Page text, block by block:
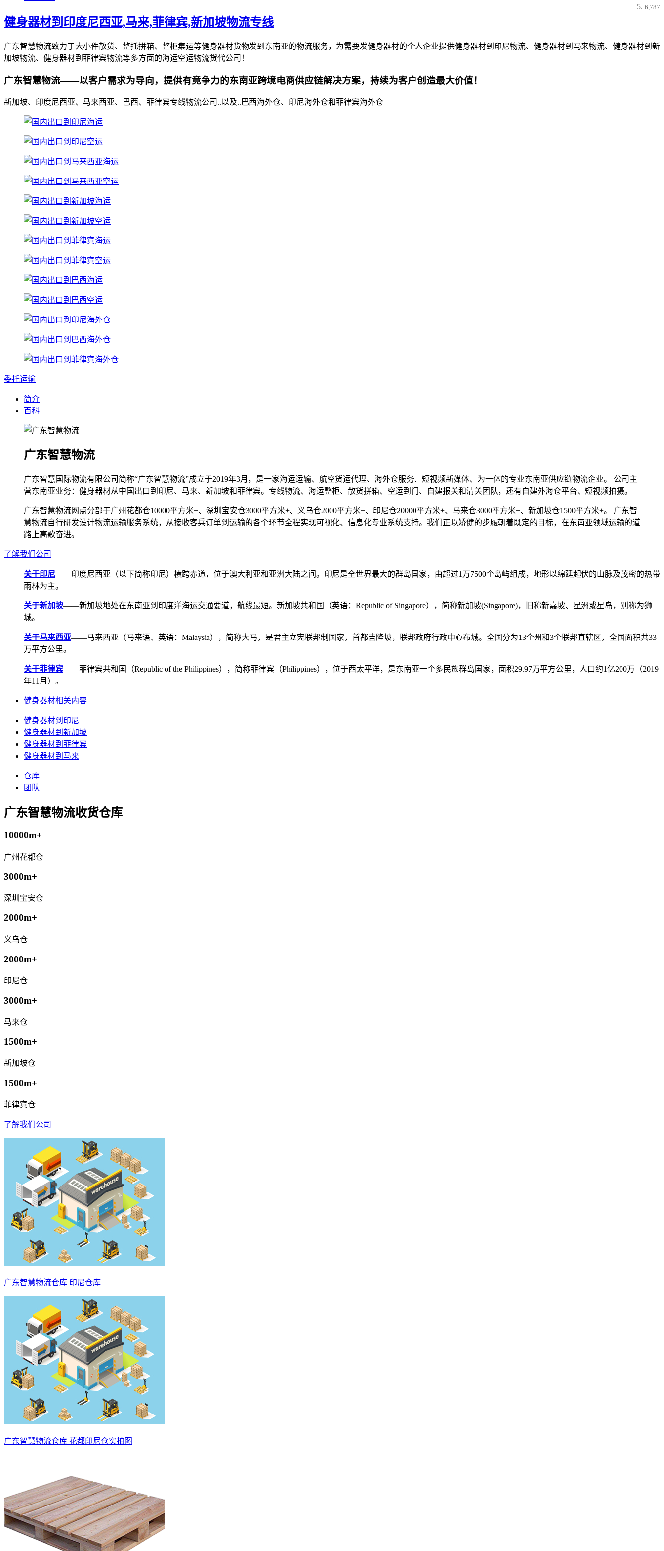
6,787
健身器材到印度尼西亚,马来,菲律宾,新加坡物流专线
广东智慧物流致力于大小件散货、整托拼箱、整柜集运等健身器材货物发到东南亚的物流服务，为需要发健身器材的个人企业提供健身器材到印尼物流、健身器材到马来物流、健身器材到新
加坡物流、健身器材到菲律宾物流等多方面的海运空运物流货代公司！
广东智慧物流——以客户需求为导向，提供有竟争力的东南亚跨境电商供应链解决方案，持续为客户创造最大价值！
新加坡、印度尼西亚、马来西亚、巴西、菲律宾专线物流公司..以及..巴西海外仓、印尼海外仓和菲律宾海外仓
委托运输
简介
百科
广东智慧物流
广东智慧国际物流有限公司简称“广东智慧物流”成立于2019年3月，是一家海运运输、航空货运代理、海外仓服务、短视频新媒体、为一体的专业东南亚供应链物流企业。 公司主
营东南亚业务：健身器材从中国出口到印尼、马来、新加坡和菲律宾。专线物流、海运整柜、散货拼箱、空运到门、自建报关和清关团队，还有自建外海仓平台、短视频拍摄。
广东智慧物流网点分部于广州花都仓10000平方米+、深圳宝安仓3000平方米+、义乌仓2000平方米+、印尼仓20000平方米+、马来仓3000平方米+、新加坡仓1500平方米+。 广东智
慧物流自行研发设计物流运输服务系统，从接收客兵订单到运输的各个环节全程实现可视化、信息化专业系统支持。我们正以矫健的步履朝着既定的目标，在东南亚领域运输的道
路上高歌奋进。
了解我们公司
关于印尼——印度尼西亚（以下简称印尼）横跨赤道，位于澳大利亚和亚洲大陆之间。印尼是全世界最大的群岛国家，由超过1万7500个岛屿组成，地形以绵延起伏的山脉及茂密的热带
雨林为主。
关于新加坡——新加坡地处在东南亚到印度洋海运交通要道，航线最短。新加坡共和国（英语：Republic of Singapore），简称新加坡(Singapore)，旧称新嘉坡、星洲或星岛，别称为狮
城。
关于马来西亚——马来西亚（马来语、英语：Malaysia），简称大马，是君主立宪联邦制国家，首都吉隆坡，联邦政府行政中心布城。全国分为13个州和3个联邦直辖区，全国面积共33
万平方公里。
关于菲律宾——菲律宾共和国（Republic of the Philippines），简称菲律宾（Philippines），位于西太平洋，是东南亚一个多民族群岛国家，面积29.97万平方公里，人口约1亿200万（2019
年11月）。
健身器材相关内容
健身器材到印尼
健身器材到新加坡
健身器材到菲律宾
健身器材到马来
仓库
团队
广东智慧物流收货仓库
10000m+
广州花都仓
3000m+
深圳宝安仓
2000m+
义乌仓
2000m+
印尼仓
3000m+
马来仓
1500m+
新加坡仓
1500m+
菲律宾仓
了解我们公司
广东智慧物流仓库 印尼仓库
广东智慧物流仓库 花都印尼仓实拍图